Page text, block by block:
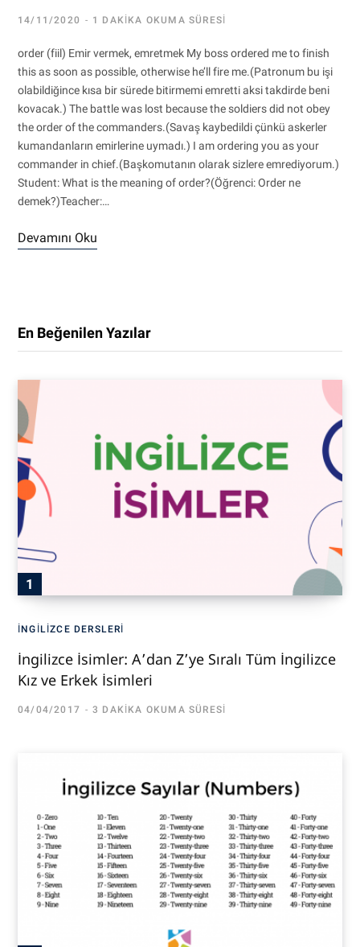
14/11/2020 1 DAKIKA OKUMA SÜRESI
order (fiil) Emir vermek, emretmek My boss ordered me to finish
this as soon as possible, otherwise he’ll fire me.(Patronum bu işi
olabildiğince kısa bir sürede bitirmemi emretti aksi takdirde beni
kovacak.) The battle was lost because the soldiers did not obey
the order of the commanders.(Savaş kaybedildi çünkü askerler
kumandanların emirlerine uymadı.) I am ordering you as your
commander in chief.(Başkomutanın olarak sizlere emrediyorum.)
Student: What is the meaning of order?(Öğrenci: Order ne
demek?)Teacher:…
Devamını Oku
En Beğenilen Yazılar
İNGILIZCE DERSLERI
İngilizce İsimler: A’dan Z’ye Sıralı Tüm İngilizce
Kız ve Erkek İsimleri
04/04/2017 3 DAKIKA OKUMA SÜRESI